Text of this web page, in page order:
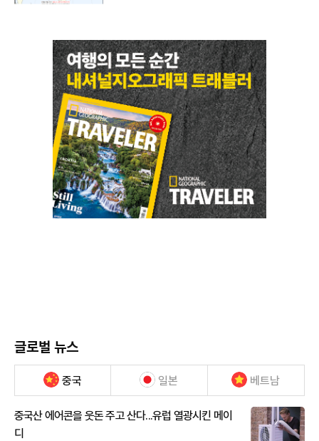
글로벌 뉴스
중국 일본 베트남
중국산 에어콘을 웃돈 주고 산다...유럽 열광시킨 메이
디